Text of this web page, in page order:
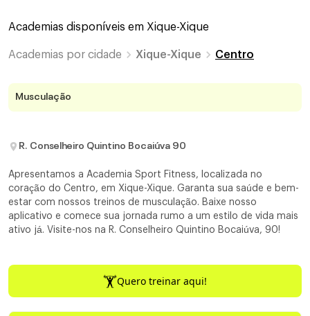
Academias disponíveis em Xique-Xique
Academias por cidade Xique-Xique Centro
Musculação
R. Conselheiro Quintino Bocaiúva 90
Apresentamos a Academia Sport Fitness, localizada no
coração do Centro, em Xique-Xique. Garanta sua saúde e bem-
estar com nossos treinos de musculação. Baixe nosso
aplicativo e comece sua jornada rumo a um estilo de vida mais
ativo já. Visite-nos na R. Conselheiro Quintino Bocaiúva, 90!
Quero treinar aqui!